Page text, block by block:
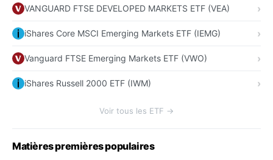
VANGUARD FTSE DEVELOPED MARKETS ETF (VEA)
iShares Core MSCI Emerging Markets ETF (IEMG)
Vanguard FTSE Emerging Markets ETF (VWO)
iShares Russell 2000 ETF (IWM)
Voir tous les ETF →
Matières premières populaires